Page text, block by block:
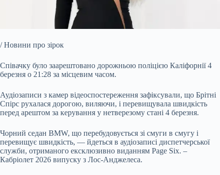
/ Новини про зірок
Співачку було заарештовано дорожньою поліцією Каліфорнії 4
березня о 21:28 за місцевим часом.
Аудіозаписи з камер відеоспостереження зафіксували, що Брітні
Спірс рухалася дорогою, виляючи, і перевищувала швидкість
перед арештом за керування у нетверезому стані 4 березня.
Чорний седан BMW, що перебудовується зі смуги в смугу і
перевищує швидкість, — йдеться в аудіозаписі диспетчерської
служби, отриманого ексклюзивно виданням Page Six. –
Кабріолет 2026 випуску з Лос-Анджелеса.